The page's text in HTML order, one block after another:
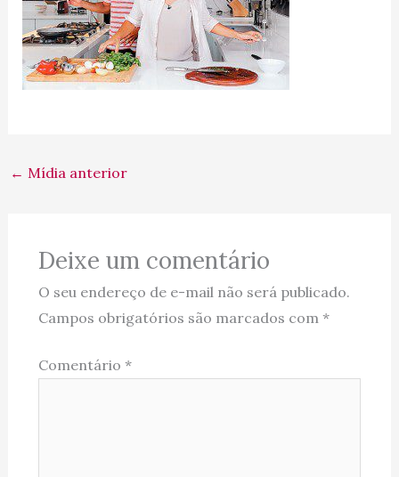
← Mídia anterior
Deixe um comentário
O seu endereço de e-mail não será publicado.
Campos obrigatórios são marcados com *
Comentário *